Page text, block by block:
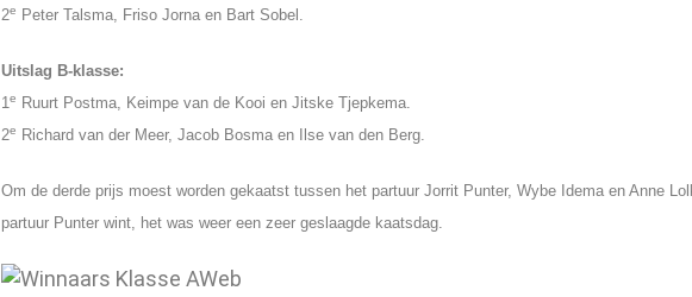
2e Peter Talsma, Friso Jorna en Bart Sobel.
Uitslag B-klasse:
1e
Ruurt Postma, Keimpe van de Kooi en Jitske Tjepkema.
2e Richard van der Meer, Jacob Bosma en Ilse van den Berg.
Om de derde prijs moest worden gekaatst tussen het partuur Jorrit Punter, Wybe Idema en Anne
partuur Punter wint, het was weer een zeer geslaagde kaatsdag.